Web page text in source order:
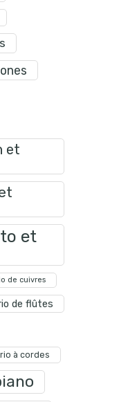
et
et
de cuivres
de flûtes
à cordes